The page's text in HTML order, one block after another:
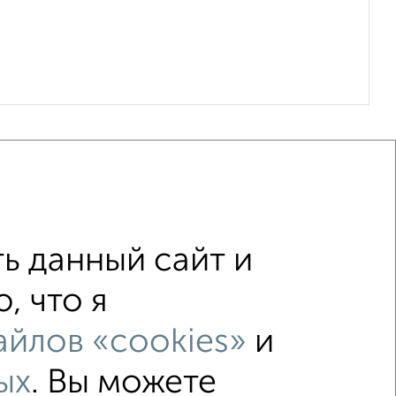
не первый этаж
Вторичное жилье
500 000 руб.
данный сайт и
что я
«cookies» и
. Вы можете